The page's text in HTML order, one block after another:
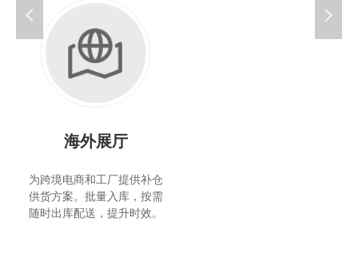
为跨境电商和工厂提供补仓
供货方案。批量入库，按需
随时出库配送，提升时效。
넳 넲